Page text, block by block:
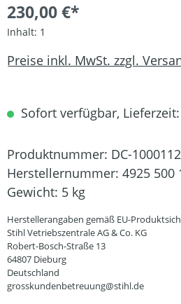
230,00 €*
Inhalt: 1
Preise inkl. MwSt. zzgl.
Sofort verfügbar, Lieferzeit:
Produktnummer: DC-
Herstellernummer: 4925 500
Gewicht: 5 kg
Herstellerangaben gemäß EU-
Stihl Vetriebszentrale AG & Co. KG
Robert-Bosch-Straße 13
64807 Dieburg
Deutschland
grosskundenbetreuung@stihl.de